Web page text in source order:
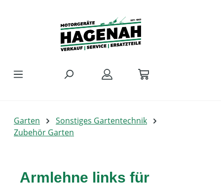
Garten
Sonstiges Gartentechnik
Zubehör Garten
Armlehne links für